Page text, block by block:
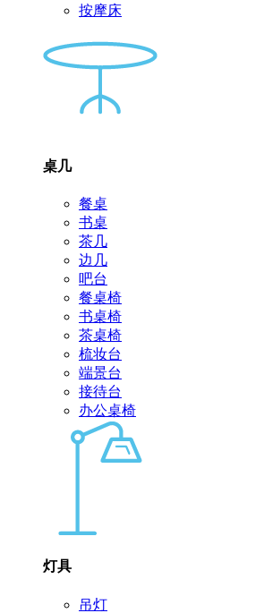
按摩床
桌几
餐桌
书桌
茶几
边几
吧台
餐桌椅
书桌椅
茶桌椅
梳妆台
端景台
接待台
办公桌椅
灯具
吊灯